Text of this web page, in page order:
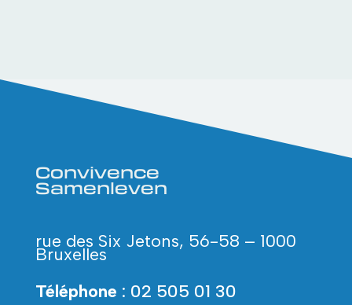
Convivence
Samenleven
rue des Six Jetons, 56-58 – 1000
Bruxelles
Téléphone : 02 505 01 30